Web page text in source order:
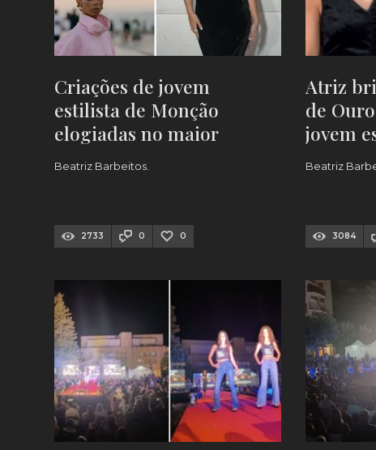
Criações de jovem
estilista de Monção
elogiadas no maior
evento de moda do País
Beatriz Barbeitos.
2733 0 0
Atriz
de
jovem
Monção
Beatriz
3084